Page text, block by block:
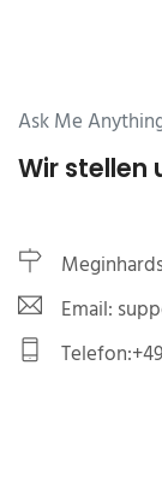
Ask Me
Wir stellen
Email: